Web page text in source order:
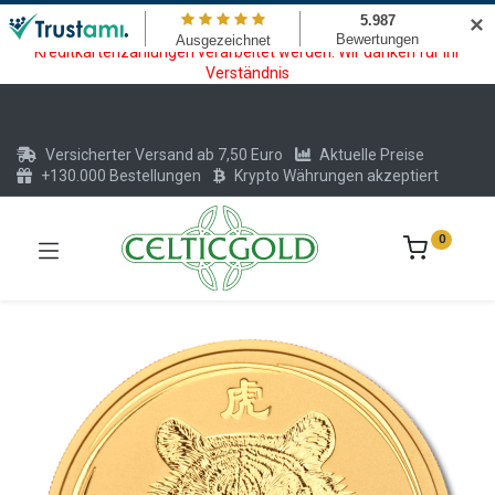
Wartungsarbeiten am Kreditkarten und Krypto Bezahlmodul. In der
Zeit vom 20.07. - 09.08.2026 können keine Krypto oder
Kreditkartenzahlungen verarbeitet werden. Wir danken für Ihr
Verständnis
Versicherter Versand ab 7,50 Euro
Aktuelle Preise
+130.000 Bestellungen
Krypto Währungen akzeptiert
0
✕